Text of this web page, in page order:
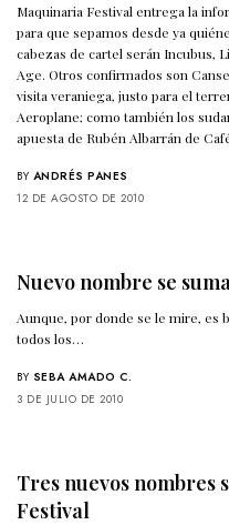
Maquinaria Festival entrega la
para que sepamos desde ya
cabezas de cartel serán Incubus,
Age. Otros confirmados son
visita veraniega, justo para el
Aeroplane; como también los
apuesta de Rubén Albarrán de
BY ANDRÉS PANES
12 DE AGOSTO DE 2010
Nuevo nombre se
Aunque, por donde se le mire, es
todos los…
BY SEBA AMADO C.
3 DE JULIO DE 2010
Tres nuevos nombres
Festival